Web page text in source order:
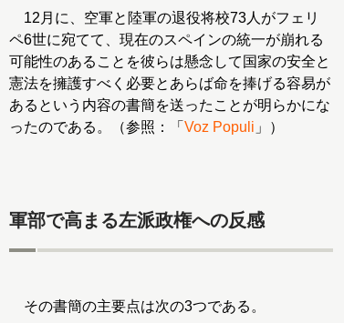
12月に、空軍と陸軍の退役将校73人がフェリ
ペ6世に宛てて、現在のスペインの統一が崩れる
可能性のあることを彼らは懸念して国家の安全と
憲法を擁護すべく必要とあらば命を捧げる容易が
あるという内容の書簡を送ったことが明らかにな
ったのである。（参照：「 Voz Populi 」）
軍部で高まる左派政権への反感
その書簡の主要点は次の3つである。